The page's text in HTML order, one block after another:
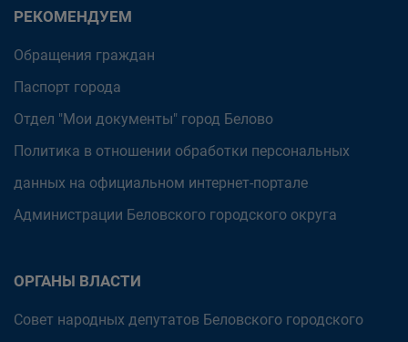
РЕКОМЕНДУЕМ
Обращения граждан
Паспорт города
Отдел "Мои документы" город Белово
Политика в отношении обработки персональных
данных на официальном интернет-портале
Администрации Беловского городского округа
ОРГАНЫ ВЛАСТИ
Совет народных депутатов Беловского городского